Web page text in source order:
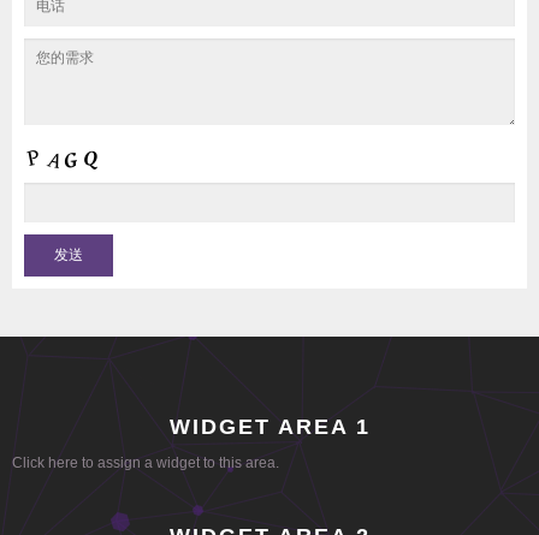
WIDGET AREA 1
Click here to assign a widget to this area.